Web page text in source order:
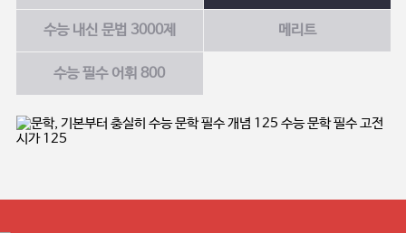
수능 내신 문법 3000제 메리트
수능 필수 어휘 800